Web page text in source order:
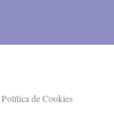
Política de Cookies